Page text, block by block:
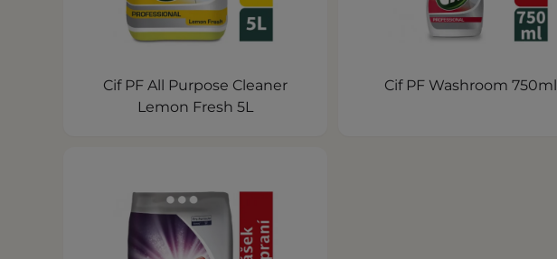
Cif PF All Purpose Cleaner
Lemon Fresh 5L
Cif PF Washroom 750ml